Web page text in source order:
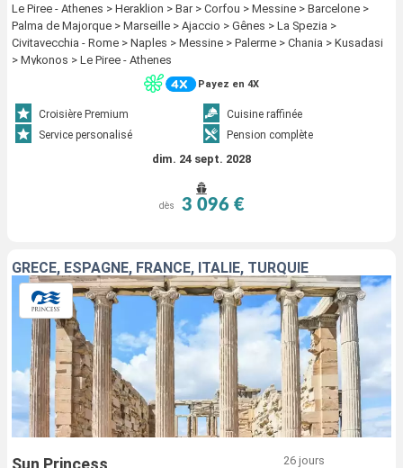
Le Piree - Athenes > Heraklion > Bar > Corfou > Messine > Barcelone >
Palma de Majorque > Marseille > Ajaccio > Gênes > La Spezia >
Civitavecchia - Rome > Naples > Messine > Palerme > Chania > Kusadasi
> Mykonos > Le Piree - Athenes
Payez en 4X
Croisière Premium
Cuisine raffinée
Service personalisé
Pension complète
dim. 24 sept. 2028
dès 3 096 €
GRÈCE, ESPAGNE, FRANCE, ITALIE, TURQUIE
Sun Princess 26 jours